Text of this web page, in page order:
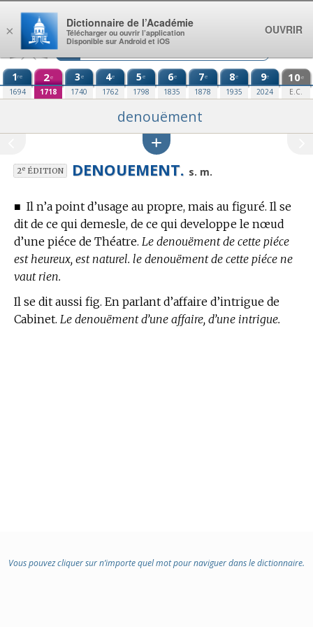
Aller au contenu
1re
1694
2e
1718
3e
1740
4e
1762
5e
1798
6e
1835
7e
1878
8e
1935
9e
2024
10e
E.C.
denouëment
2eÉDITION DENOUEMENT. s. m.
■ Il n’a point d’usage au propre, mais au figuré. Il se
dit de ce qui demesle, de ce qui developpe le nœud
d’une piéce de Théatre. Le denouëment de cette piéce
est heureux, est naturel. le denouëment de cette piéce ne
vaut rien.
Il se dit aussi fig. En parlant d’affaire d’intrigue de
Cabinet. Le denouëment d’une affaire, d’une intrigue.
Vous pouvez cliquer sur n’importe quel mot pour naviguer dans le dictionnaire.
×
Dictionnaire de l’Académie
Télécharger ou ouvrir l’application
Disponible sur Android et iOS
OUVRIR